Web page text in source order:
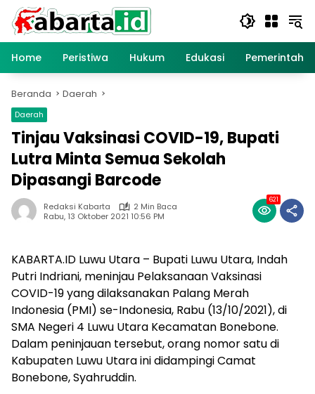
Langsung
konten
Home
Peristiwa Hukum Edukasi
Beranda Daerah
Daerah
Tinjau Vaksinasi COVID-19, Bupati
Lutra Minta Semua Sekolah
Dipasangi Barcode
Redaksi Kabarta
2 Min Baca
Rabu, 13 Oktober 2021 10:56 PM
621
KABARTA.ID Luwu Utara – Bupati Luwu Utara, Indah
Putri Indriani, meninjau Pelaksanaan Vaksinasi
COVID-19 yang dilaksanakan Palang Merah
Indonesia (PMI) se-Indonesia, Rabu (13/10/2021), di
SMA Negeri 4 Luwu Utara Kecamatan Bonebone.
Dalam peninjauan tersebut, orang nomor satu di
Kabupaten Luwu Utara ini didampingi Camat
Bonebone, Syahruddin.